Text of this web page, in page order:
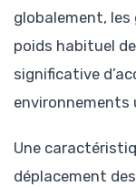
globalement,
poids habituel
significative
environnements
Une
déplacement